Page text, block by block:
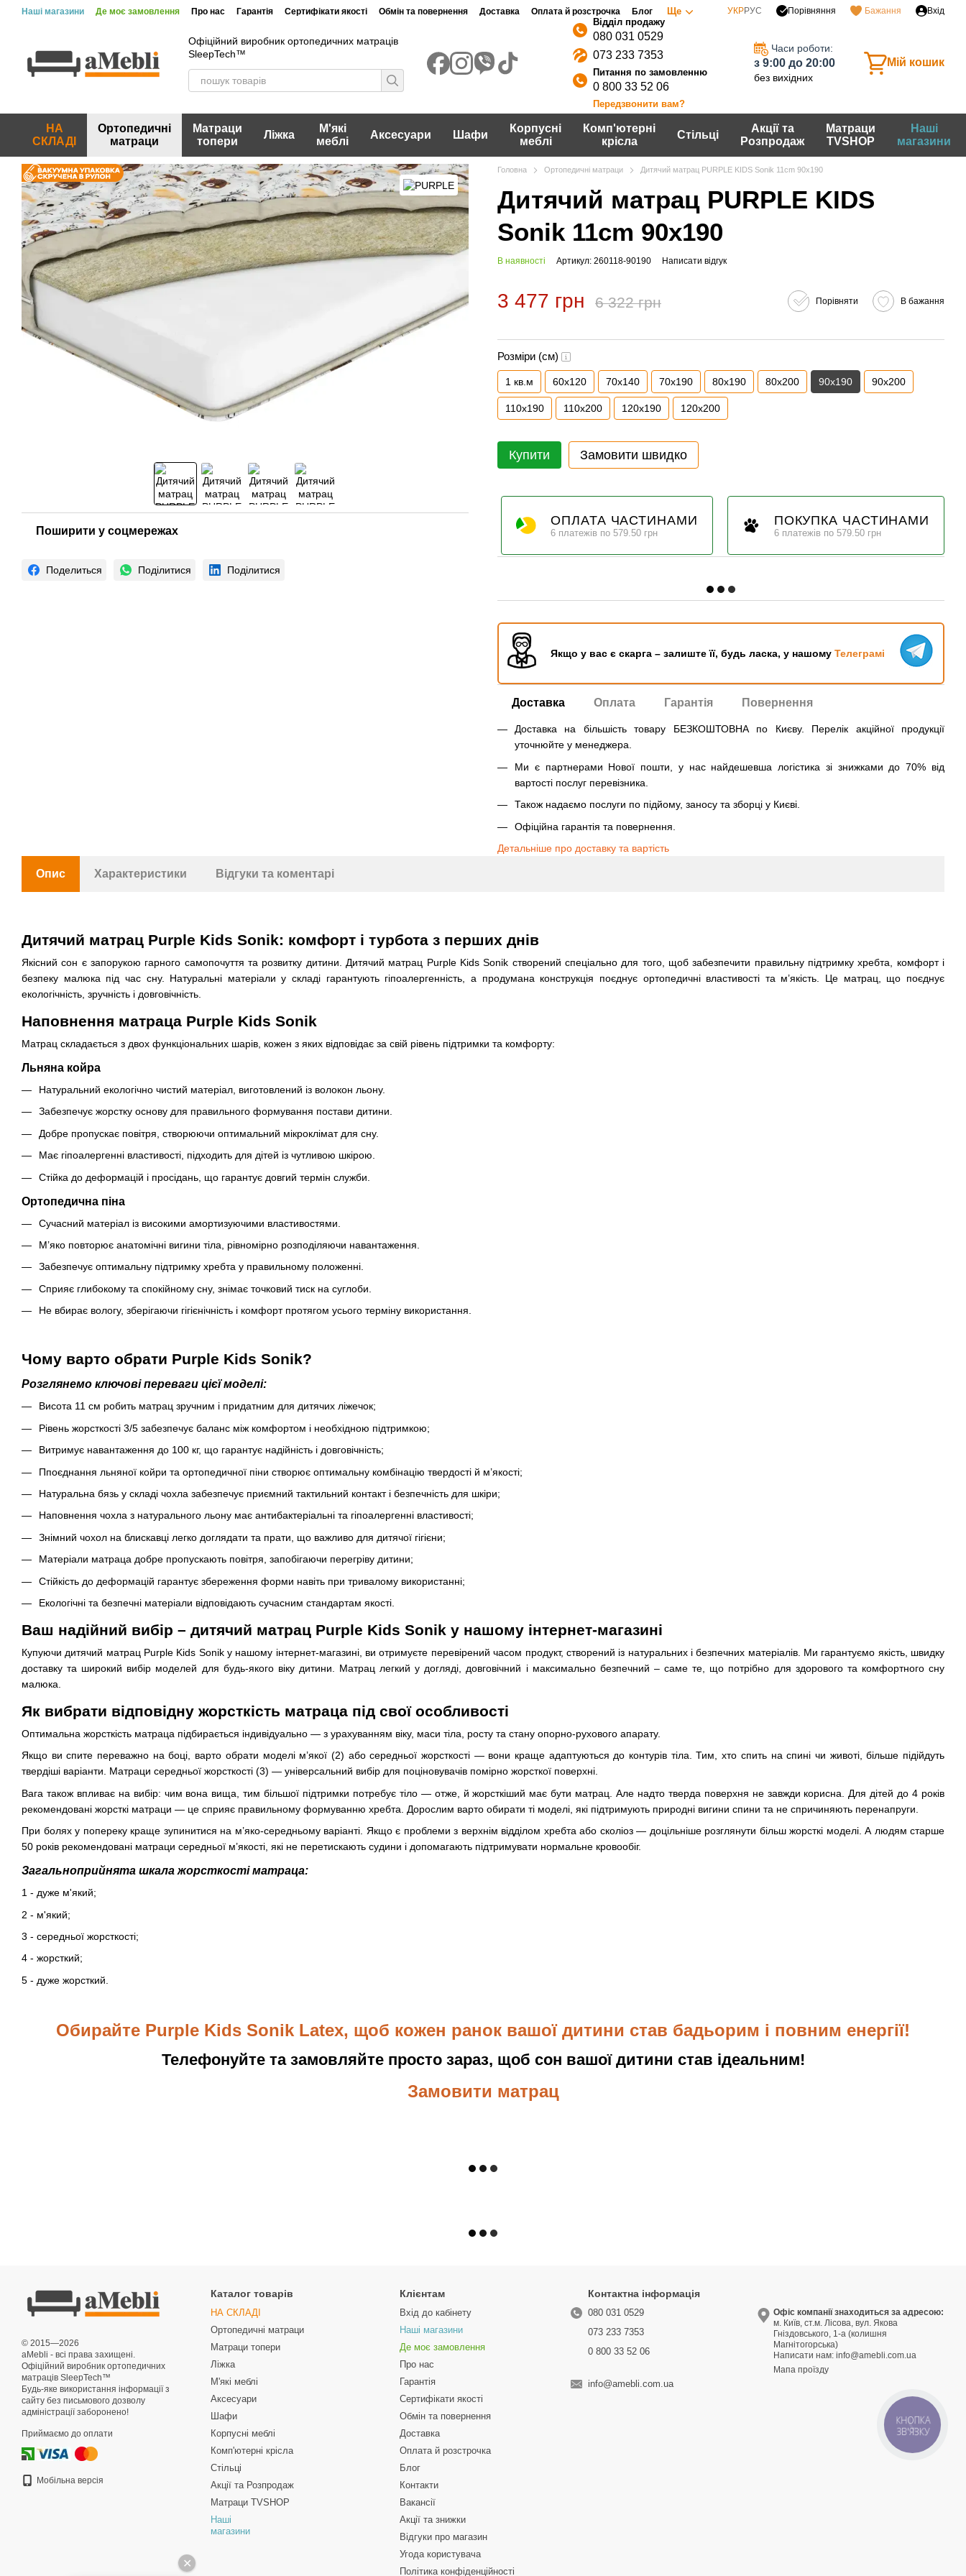
Перейти до основного контенту
Наші магазини Де моє замовлення Про нас Гарантія Сертифікати якості Обмін та повернення Доставка Оплата й розстрочка Блог Ще УКРРУС Порівняння Бажання Вхід
Офіційний виробник ортопедичних матраців
SleepTech™
080 031 0529
073 233 7353
0 800 33 52 06
Передзвонити вам?
Часи роботи:
з 9:00 до 20:00
без вихідних
Мій кошик
НА
СКЛАДІ
Ортопедичні
матраци
Матраци
топери
Ліжка
М'які
меблі
Аксесуари Шафи
Корпусні
меблі
Комп'ютерні
крісла
Стільці
Акції та
Розпродаж
Матраци
TVSHOP
Наші
магазини
Поширити у соцмережах
Поделиться Поділитися Поділитися
Головна Ортопедичні матраци Дитячий матрац PURPLE KIDS Sonik 11сm 90х190
Дитячий матрац PURPLE KIDS
Sonik 11сm 90х190
В наявності Артикул: 260118-90190 Написати відгук
3 477 грн 6 322 грн Порівняти В бажання
Розміри (см)
1 кв.м 60х120 70x140 70x190 80x190 80x200 90x190 90x200
110x190 110x200 120x190 120x200
Купити Замовити швидко
ОПЛАТА ЧАСТИНАМИ
6 платежів по 579.50 грн
ПОКУПКА ЧАСТИНАМИ
6 платежів по 579.50 грн
Якщо у вас є скарга – залиште її, будь ласка, у нашому Телеграмі
Доставка Оплата Гарантія Повернення
Доставка на більшість товару БЕЗКОШТОВНА по Києву. Перелік акційної продукції
уточнюйте у менеджера.
Ми є партнерами Нової пошти, у нас найдешевша логістика зі знижками до 70% від
вартості послуг перевізника.
Також надаємо послуги по підйому, заносу та зборці у Києві.
Офіційна гарантія та повернення.
Детальніше про доставку та вартість
Опис Характеристики Відгуки та коментарі
Дитячий матрац Purple Kids Sonik: комфорт і турбота з перших днів
Якісний сон є запорукою гарного самопочуття та розвитку дитини. Дитячий матрац Purple Kids Sonik створений спеціально для того, щоб забезпечити правильну підтримку хребта, комфорт і
безпеку малюка під час сну. Натуральні матеріали у складі гарантують гіпоалергенність, а продумана конструкція поєднує ортопедичні властивості та м’якість. Це матрац, що поєднує
екологічність, зручність і довговічність.
Наповнення матраца Purple Kids Sonik
Матрац складається з двох функціональних шарів, кожен з яких відповідає за свій рівень підтримки та комфорту:
Льняна койра
Натуральний екологічно чистий матеріал, виготовлений із волокон льону.
Забезпечує жорстку основу для правильного формування постави дитини.
Добре пропускає повітря, створюючи оптимальний мікроклімат для сну.
Має гіпоалергенні властивості, підходить для дітей із чутливою шкірою.
Стійка до деформацій і просідань, що гарантує довгий термін служби.
Ортопедична піна
Сучасний матеріал із високими амортизуючими властивостями.
М’яко повторює анатомічні вигини тіла, рівномірно розподіляючи навантаження.
Забезпечує оптимальну підтримку хребта у правильному положенні.
Сприяє глибокому та спокійному сну, знімає точковий тиск на суглоби.
Не вбирає вологу, зберігаючи гігієнічність і комфорт протягом усього терміну використання.
Чому варто обрати Purple Kids Sonik?
Розглянемо ключові переваги цієї моделі:
Висота 11 см робить матрац зручним і придатним для дитячих ліжечок;
Рівень жорсткості 3/5 забезпечує баланс між комфортом і необхідною підтримкою;
Витримує навантаження до 100 кг, що гарантує надійність і довговічність;
Ппоєднання льняної койри та ортопедичної піни створює оптимальну комбінацію твердості й м’якості;
Натуральна бязь у складі чохла забезпечує приємний тактильний контакт і безпечність для шкіри;
Наповнення чохла з натурального льону має антибактеріальні та гіпоалергенні властивості;
Знімний чохол на блискавці легко доглядати та прати, що важливо для дитячої гігієни;
Матеріали матраца добре пропускають повітря, запобігаючи перегріву дитини;
Стійкість до деформацій гарантує збереження форми навіть при тривалому використанні;
Екологічні та безпечні матеріали відповідають сучасним стандартам якості.
Ваш надійний вибір – дитячий матрац Purple Kids Sonik у нашому інтернет-магазині
Купуючи дитячий матрац Purple Kids Sonik у нашому інтернет-магазині, ви отримуєте перевірений часом продукт, створений із натуральних і безпечних матеріалів. Ми гарантуємо якість, швидку
доставку та широкий вибір моделей для будь-якого віку дитини. Матрац легкий у догляді, довговічний і максимально безпечний – саме те, що потрібно для здорового та комфортного сну
малюка.
Як вибрати відповідну жорсткість матраца під свої особливості
Оптимальна жорсткість матраца підбирається індивідуально — з урахуванням віку, маси тіла, росту та стану опорно-рухового апарату.
Якщо ви спите переважно на боці, варто обрати моделі м’якої (2) або середньої жорсткості — вони краще адаптуються до контурів тіла. Тим, хто спить на спині чи животі, більше підійдуть
твердіші варіанти. Матраци середньої жорсткості (3) — універсальний вибір для поціновувачів помірно жорсткої поверхні.
Вага також впливає на вибір: чим вона вища, тим більшої підтримки потребує тіло — отже, й жорсткіший має бути матрац. Але надто тверда поверхня не завжди корисна. Для дітей до 4 років
рекомендовані жорсткі матраци — це сприяє правильному формуванню хребта. Дорослим варто обирати ті моделі, які підтримують природні вигини спини та не спричиняють перенапруги.
При болях у попереку краще зупинитися на м’яко-середньому варіанті. Якщо є проблеми з верхнім відділом хребта або сколіоз — доцільніше розглянути більш жорсткі моделі. А людям старше
50 років рекомендовані матраци середньої м’якості, які не перетискають судини і допомагають підтримувати нормальне кровообіг.
Загальноприйнята шкала жорсткості матраца:
1 - дуже м'який;
2 - м'який;
3 - середньої жорсткості;
4 - жорсткий;
5 - дуже жорсткий.
Обирайте Purple Kids Sonik Latex, щоб кожен ранок вашої дитини став бадьорим і повним енергії!
Телефонуйте та замовляйте просто зараз, щоб сон вашої дитини став ідеальним!
Замовити матрац
© 2015—2026
aMebli - всі права захищені.
Офіційний виробник ортопедичних
матраців SleepTech™
Будь-яке використання інформації з
сайту без письмового дозволу
адміністрації заборонено!
Приймаємо до оплати
Мобільна версія
Каталог товарів
НА СКЛАДІ
Ортопедичні матраци
Матраци топери
Ліжка
М'які меблі
Аксесуари
Шафи
Корпусні меблі
Комп'ютерні крісла
Стільці
Акції та Розпродаж
Матраци TVSHOP
Наші
магазини
Клієнтам
Вхід до кабінету
Наші магазини
Де моє замовлення
Про нас
Гарантія
Сертифікати якості
Обмін та повернення
Доставка
Оплата й розстрочка
Блог
Контакти
Вакансії
Акції та знижки
Відгуки про магазин
Угода користувача
Політика конфіденційності
Контактна інформація
080 031 0529
073 233 7353
0 800 33 52 06
info@amebli.com.ua
Офіс компанії знаходиться за адресою:
м. Київ, ст.м. Лісова, вул. Якова
Гніздовського, 1-а (колишня
Магнітогорська)
Написати нам:info@amebli.com.ua
Мапа проїзду
КНОПКА
ЗВ'ЯЗКУ